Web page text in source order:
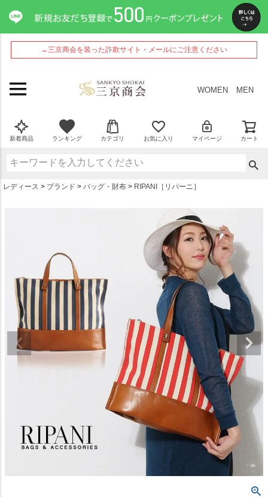
→三京商会を装った詐欺サイト・メールにご注意ください
WOMEN MEN
新着商品 ランキング カテゴリ お気に入り マイページ カート
レディース ブランド バッグ・財布 RIPANI［リパーニ］
ペー
ジト
ップ
へ